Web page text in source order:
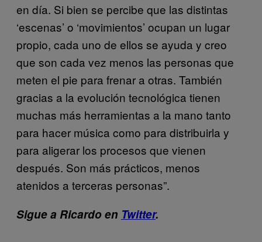
en día. Si bien se percibe que las distintas
‘escenas’ o ‘movimientos’ ocupan un lugar
propio, cada uno de ellos se ayuda y creo
que son cada vez menos las personas que
meten el pie para frenar a otras. También
gracias a la evolución tecnológica tienen
muchas más herramientas a la mano tanto
para hacer música como para distribuirla y
para aligerar los procesos que vienen
después. Son más prácticos, menos
atenidos a terceras personas”.
Sigue a Ricardo en Twitter.